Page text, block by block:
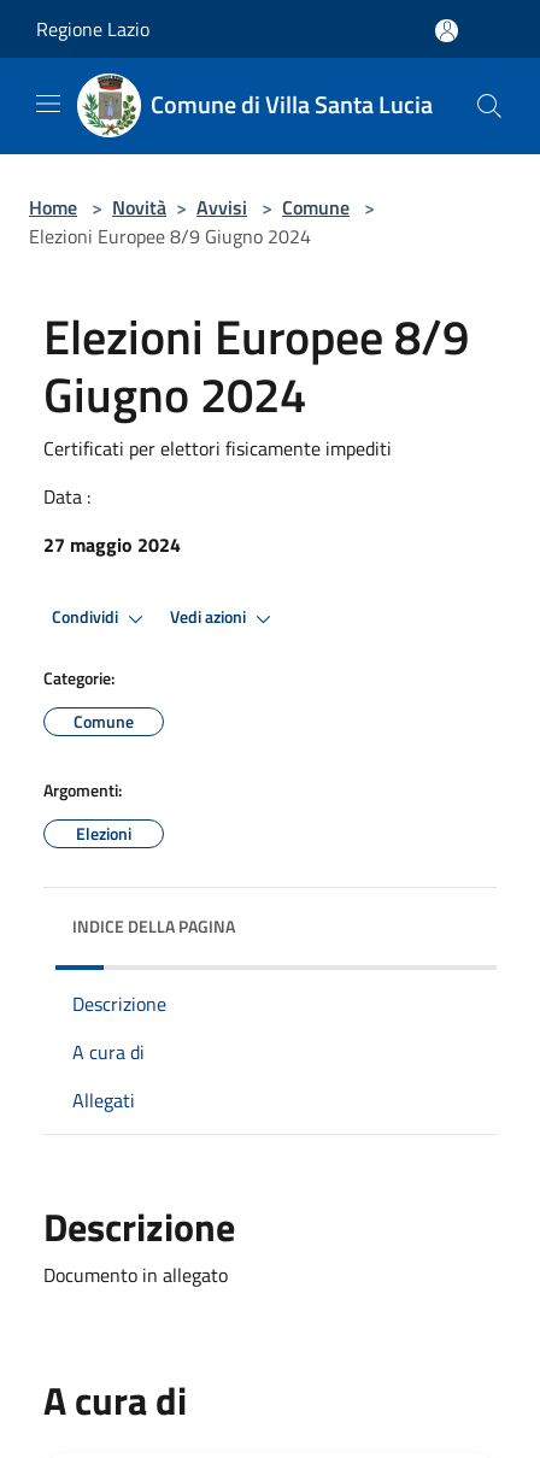
Regione Lazio
Comune di Villa Santa Lucia
Home > Novità > Avvisi > Comune >
Elezioni Europee 8/9 Giugno 2024
Elezioni Europee 8/9
Giugno 2024
Certificati per elettori fisicamente impediti
Data :
27 maggio 2024
Condividi Vedi azioni
Categorie:
Comune
Argomenti:
Elezioni
INDICE DELLA PAGINA
Descrizione
A cura di
Allegati
Descrizione
Documento in allegato
A cura di